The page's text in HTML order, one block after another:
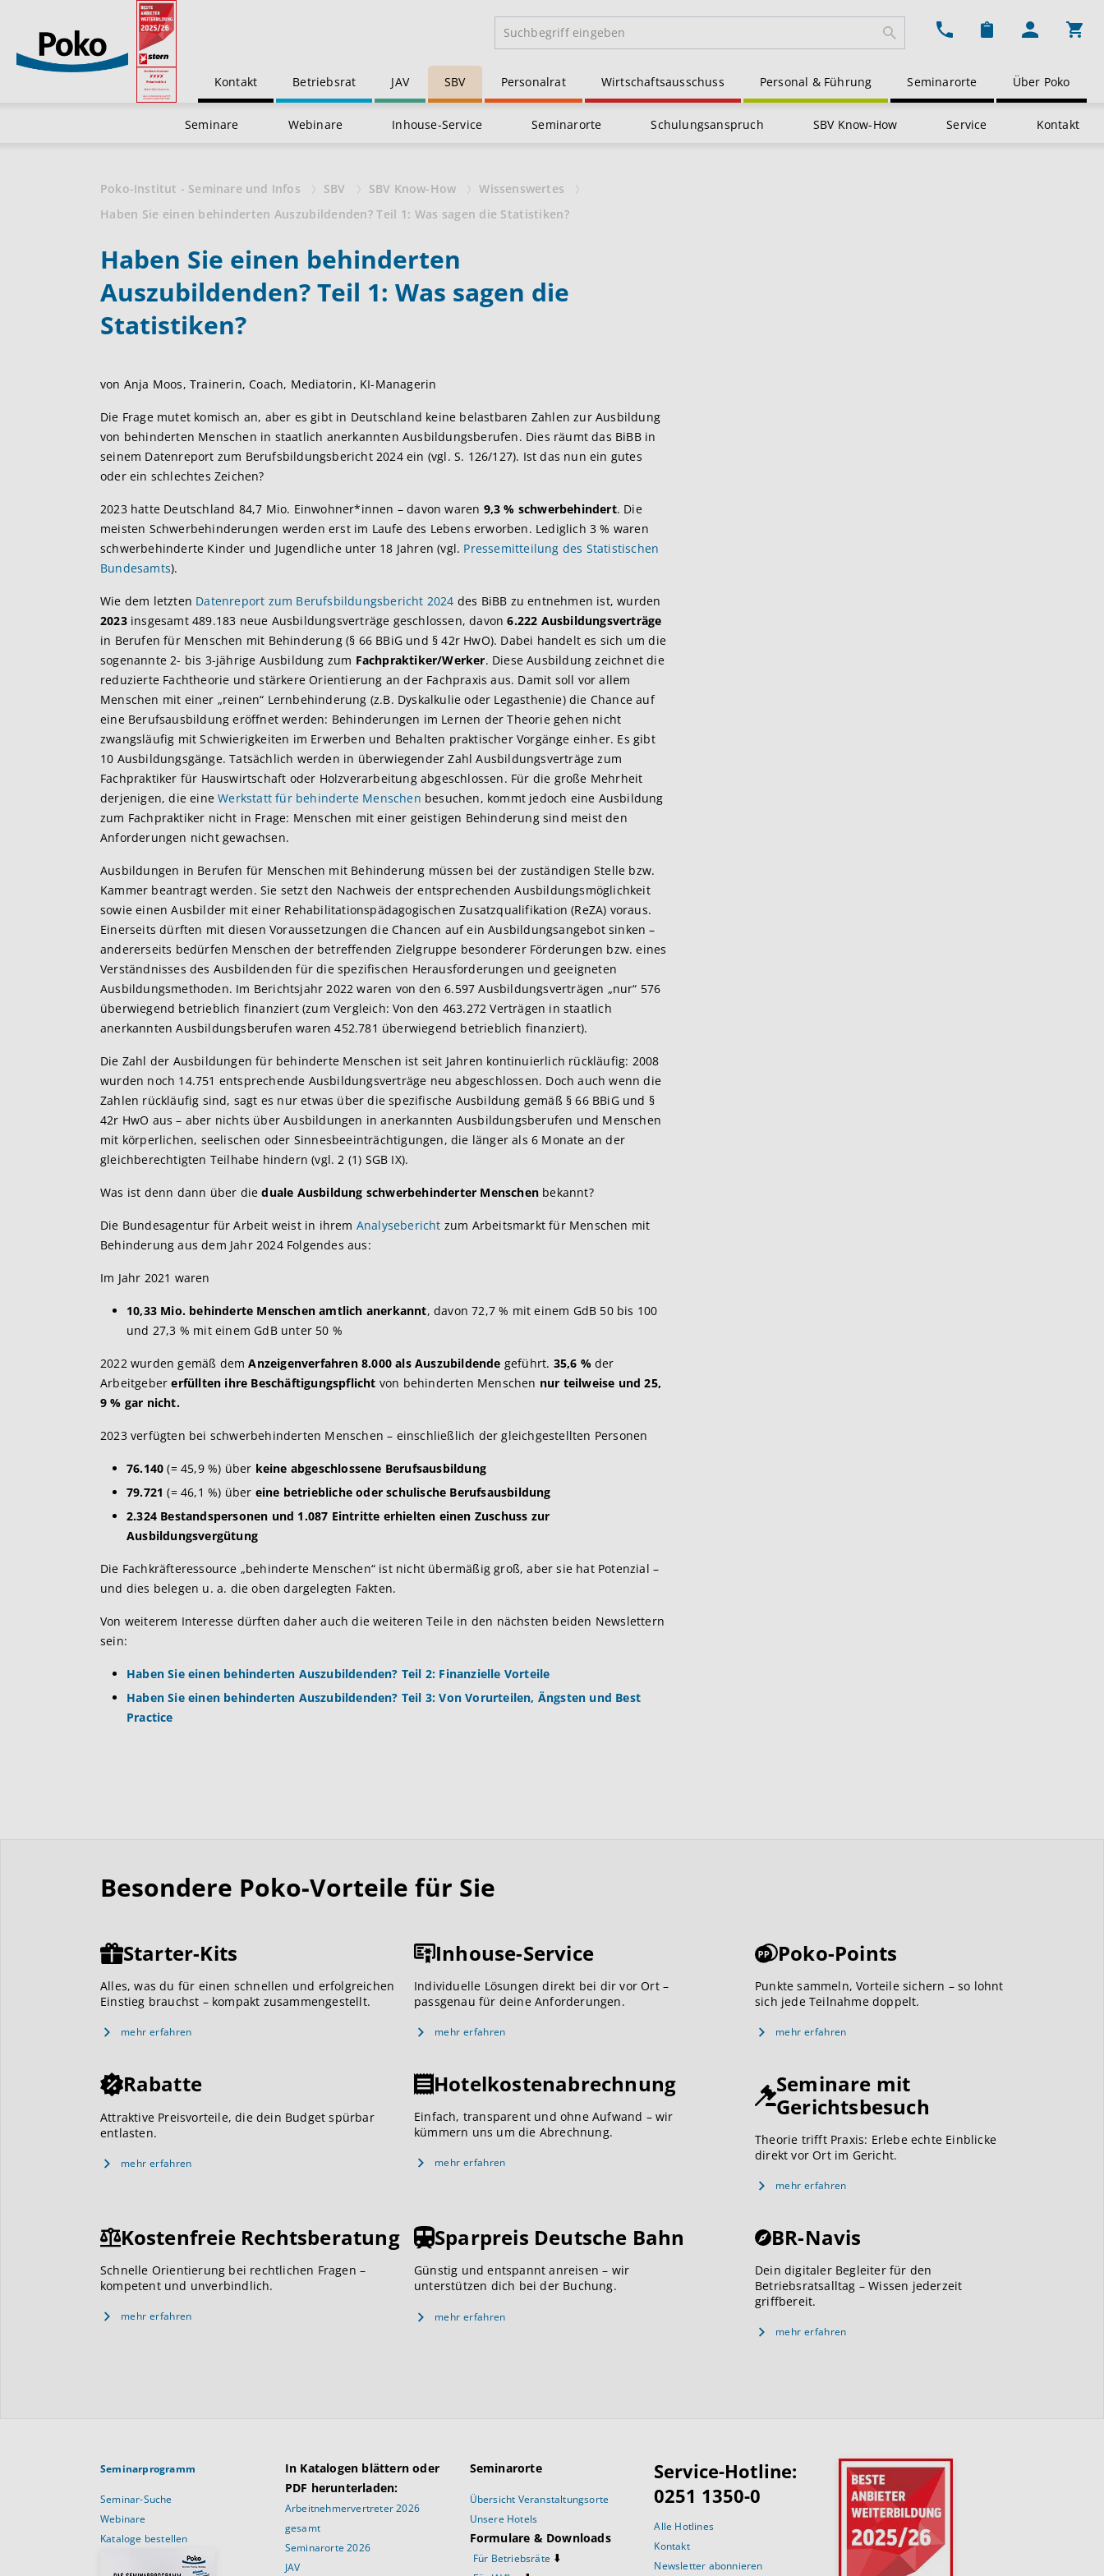
Kontakt Betriebsrat JAV SBV Personalrat Wirtschaftsausschuss Personal & Führung Seminarorte Über Poko
Seminare Webinare Inhouse-Service Seminarorte Schulungsanspruch SBV Know-How Service Kontakt
Poko-Institut - Seminare und Infos SBV SBV Know-How
Wissenswertes
Haben Sie einen behinderten Auszubildenden? Teil 1: Was sagen die Statistiken?
Haben Sie einen behinderten
Auszubildenden? Teil 1: Was sagen die
Statistiken?
von Anja Moos, Trainerin, Coach, Mediatorin, KI-Managerin
Die Frage mutet komisch an, aber es gibt in Deutschland keine belastbaren Zahlen zur Ausbildung
von behinderten Menschen in staatlich anerkannten Ausbildungsberufen. Dies räumt das BiBB in
seinem Datenreport zum Berufsbildungsbericht 2024 ein (vgl. S. 126/127). Ist das nun ein gutes
oder ein schlechtes Zeichen?
2023 hatte Deutschland 84,7 Mio. Einwohner*innen – davon waren 9,3 % schwerbehindert. Die
meisten Schwerbehinderungen werden erst im Laufe des Lebens erworben. Lediglich 3 % waren
schwerbehinderte Kinder und Jugendliche unter 18 Jahren (vgl. Pressemitteilung des Statistischen
Bundesamts).
Wie dem letzten Datenreport zum Berufsbildungsbericht 2024 des BiBB zu entnehmen ist, wurden
2023 insgesamt 489.183 neue Ausbildungsverträge geschlossen, davon6.222 Ausbildungsverträge
in Berufen für Menschen mit Behinderung (§ 66 BBiG und § 42r HwO). Dabei handelt es sich um die
sogenannte 2- bis 3-jährige Ausbildung zum Fachpraktiker/Werker. Diese Ausbildung zeichnet die
reduzierte Fachtheorie und stärkere Orientierung an der Fachpraxis aus. Damit soll vor allem
Menschen mit einer „reinen“ Lernbehinderung (z.B. Dyskalkulie oder Legasthenie) die Chance auf
eine Berufsausbildung eröffnet werden: Behinderungen im Lernen der Theorie gehen nicht
zwangsläufig mit Schwierigkeiten im Erwerben und Behalten praktischer Vorgänge einher. Es gibt
10 Ausbildungsgänge. Tatsächlich werden in überwiegender Zahl Ausbildungsverträge zum
Fachpraktiker für Hauswirtschaft oder Holzverarbeitung abgeschlossen. Für die große Mehrheit
derjenigen, die eineWerkstatt für behinderte Menschen besuchen, kommt jedoch eine Ausbildung
zum Fachpraktiker nicht in Frage: Menschen mit einer geistigen Behinderung sind meist den
Anforderungen nicht gewachsen.
Ausbildungen in Berufen für Menschen mit Behinderung müssen bei der zuständigen Stelle bzw.
Kammer beantragt werden. Sie setzt den Nachweis der entsprechenden Ausbildungsmöglichkeit
sowie einen Ausbilder mit einer Rehabilitationspädagogischen Zusatzqualifikation (ReZA) voraus.
Einerseits dürften mit diesen Voraussetzungen die Chancen auf ein Ausbildungsangebot sinken –
andererseits bedürfen Menschen der betreffenden Zielgruppe besonderer Förderungen bzw. eines
Verständnisses des Ausbildenden für die spezifischen Herausforderungen und geeigneten
Ausbildungsmethoden. Im Berichtsjahr 2022 waren von den 6.597 Ausbildungsverträgen „nur“ 576
überwiegend betrieblich finanziert (zum Vergleich: Von den 463.272 Verträgen in staatlich
anerkannten Ausbildungsberufen waren 452.781 überwiegend betrieblich finanziert).
Die Zahl der Ausbildungen für behinderte Menschen ist seit Jahren kontinuierlich rückläufig: 2008
wurden noch 14.751 entsprechende Ausbildungsverträge neu abgeschlossen. Doch auch wenn die
Zahlen rückläufig sind, sagt es nur etwas über die spezifische Ausbildung gemäß § 66 BBiG und §
42r HwO aus – aber nichts über Ausbildungen in anerkannten Ausbildungsberufen und Menschen
mit körperlichen, seelischen oder Sinnesbeeinträchtigungen, die länger als 6 Monate an der
gleichberechtigten Teilhabe hindern (vgl. 2 (1) SGB IX).
Was ist denn dann über dieduale Ausbildung schwerbehinderter Menschen bekannt?
Die Bundesagentur für Arbeit weist in ihrem Analysebericht zum Arbeitsmarkt für Menschen mit
Behinderung aus dem Jahr 2024 Folgendes aus:
Im Jahr 2021 waren
10,33 Mio. behinderte Menschen amtlich anerkannt, davon 72,7 % mit einem GdB 50 bis 100
und 27,3 % mit einem GdB unter 50 %
2022 wurden gemäß demAnzeigenverfahren 8.000 als Auszubildende geführt. 35,6 %der
Arbeitgebererfüllten ihre Beschäftigungspflicht von behinderten Menschen nur teilweise und 25,
9 % gar nicht.
2023 verfügten bei schwerbehinderten Menschen – einschließlich der gleichgestellten Personen
76.140 (= 45,9 %) über keine abgeschlossene Berufsausbildung
79.721 (= 46,1 %) über eine betriebliche oder schulische Berufsausbildung
2.324 Bestandspersonen und 1.087 Eintritte erhielten einen Zuschuss zur
Ausbildungsvergütung
Die Fachkräfteressource „behinderte Menschen“ ist nicht übermäßig groß, aber sie hat Potenzial –
und dies belegen u. a. die oben dargelegten Fakten.
Von weiterem Interesse dürften daher auch die weiteren Teile in den nächsten beiden Newslettern
sein:
Haben Sie einen behinderten Auszubildenden? Teil 2: Finanzielle Vorteile
Haben Sie einen behinderten Auszubildenden? Teil 3: Von Vorurteilen, Ängsten und Best
Practice
Besondere Poko-Vorteile für Sie
Starter-Kits
Alles, was du für einen schnellen und erfolgreichen
Einstieg brauchst – kompakt zusammengestellt.
mehr erfahren
Inhouse-Service
Individuelle Lösungen direkt bei dir vor Ort –
passgenau für deine Anforderungen.
mehr erfahren
Poko-Points
Punkte sammeln, Vorteile sichern – so lohnt
sich jede Teilnahme doppelt.
mehr erfahren
Rabatte
Attraktive Preisvorteile, die dein Budget spürbar
entlasten.
mehr erfahren
Hotelkostenabrechnung
Einfach, transparent und ohne Aufwand – wir
kümmern uns um die Abrechnung.
mehr erfahren
Seminare mit
Gerichtsbesuch
Theorie trifft Praxis: Erlebe echte Einblicke
direkt vor Ort im Gericht.
mehr erfahren
Kostenfreie Rechtsberatung
Schnelle Orientierung bei rechtlichen Fragen –
kompetent und unverbindlich.
mehr erfahren
Sparpreis Deutsche Bahn
Günstig und entspannt anreisen – wir
unterstützen dich bei der Buchung.
mehr erfahren
BR-Navis
Dein digitaler Begleiter für den
Betriebsratsalltag – Wissen jederzeit
griffbereit.
mehr erfahren
Seminarprogramm
Seminar-Suche
Webinare
Kataloge bestellen
In Katalogen blättern oder
PDF herunterladen:
Arbeitnehmervertreter 2026
gesamt
Seminarorte 2026
JAV
Seminarorte
Übersicht Veranstaltungsorte
Unsere Hotels
Formulare & Downloads
Für Betriebsräte ⬇️
Service-Hotline:
0251 1350-0
Alle Hotlines
Kontakt
Newsletter abonnieren